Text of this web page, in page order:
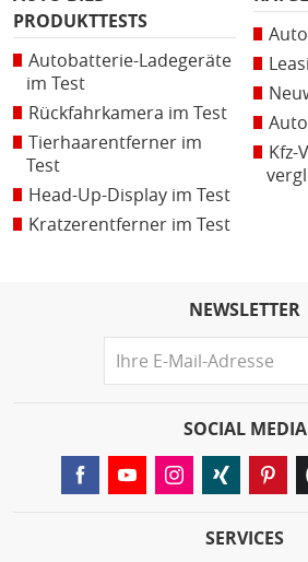
PRODUKTTESTS
Autobatterie-Ladegeräte
im Test
Rückfahrkamera im Test
Tierhaarentferner im
Test
Head-Up-Display im Test
Kratzerentferner im Test
Kfz-
NEWSLETTER
SOCIAL MEDIA
SERVICES